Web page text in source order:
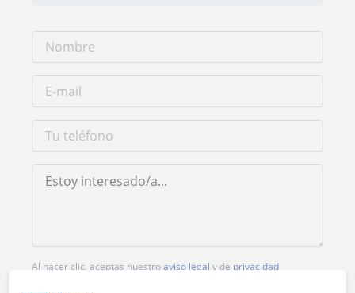
Al hacer clic, aceptas nuestroaviso legal y de privacidad